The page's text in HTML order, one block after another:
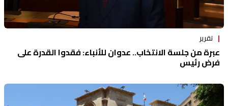
تقرير
عبرة من جلسة الانتخاب.. عدوان للأنباء: فقدوا القدرة على
فرض رئيس